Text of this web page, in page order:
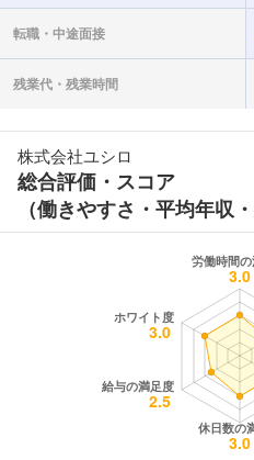
転職・ 中途面接
残業代・ 残業時間
株式会社ユシロ
総合評価・スコア
（働きやすさ・平均年収